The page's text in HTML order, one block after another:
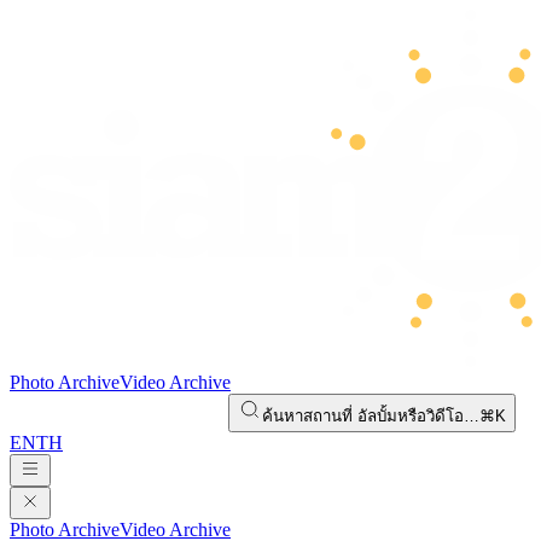
Photo ArchiveVideo Archive
ค้นหาสถานที่ อัลบั้มหรือวิดีโอ…⌘K
ENTH
Photo ArchiveVideo Archive